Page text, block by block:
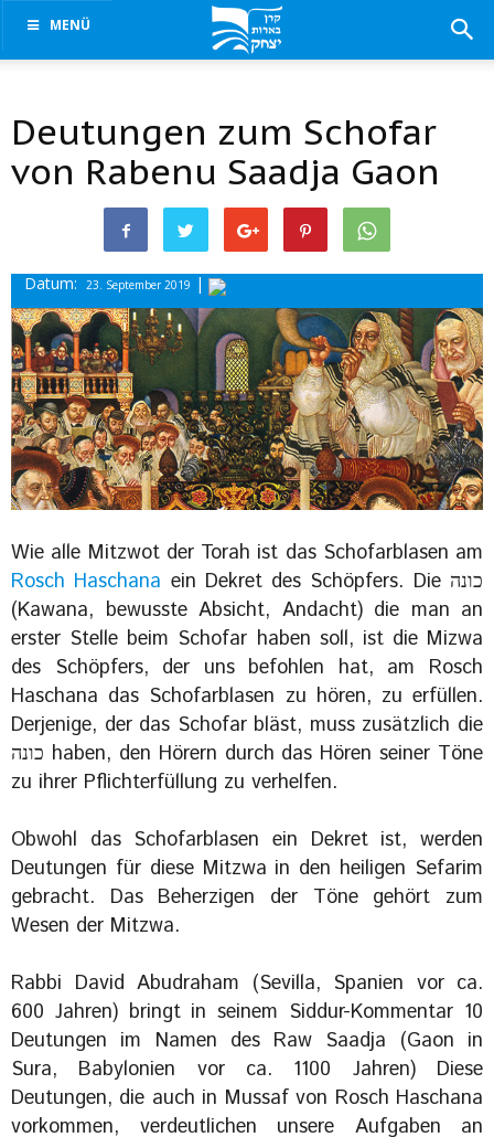
MENÜ
Deutungen zum Schofar
von Rabenu Saadja Gaon
Datum: 23. September 2019 |
Wie alle Mitzwot der Torah ist das Schofarblasen am
Rosch Haschana ein Dekret des Schöpfers. Die כונה
(Kawana, bewusste Absicht, Andacht) die man an
erster Stelle beim Schofar haben soll, ist die Mizwa
des Schöpfers, der uns befohlen hat, am Rosch
Haschana das Schofarblasen zu hören, zu erfüllen.
Derjenige, der das Schofar bläst, muss zusätzlich die
כונה haben, den Hörern durch das Hören seiner Töne
zu ihrer Pflichterfüllung zu verhelfen.
Obwohl das Schofarblasen ein Dekret ist, werden
Deutungen für diese Mitzwa in den heiligen Sefarim
gebracht. Das Beherzigen der Töne gehört zum
Wesen der Mitzwa.
Rabbi David Abudraham (Sevilla, Spanien vor ca.
600 Jahren) bringt in seinem Siddur-Kommentar 10
Deutungen im Namen des Raw Saadja (Gaon in
Sura, Babylonien vor ca. 1100 Jahren) Diese
Deutungen, die auch in Mussaf von Rosch Haschana
vorkommen, verdeutlichen unsere Aufgaben an